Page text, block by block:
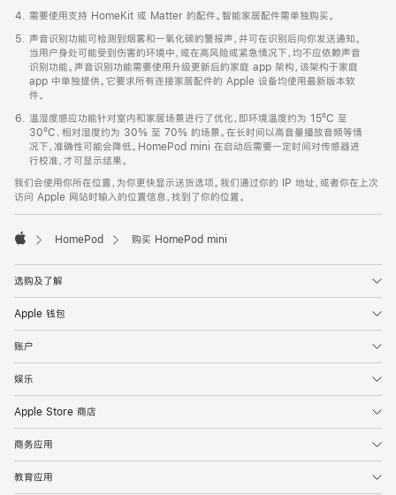
需要使用支持 HomeKit 或 Matter 的配件。智能家居配件需单独购买。
声音识别功能可检测到烟雾和一氧化碳的警报声，并可在识别后向你发送通知。
当用户身处可能受到伤害的环境中，或在高风险或紧急情况下，均不应依赖声音
识别功能。声音识别功能需要使用升级更新后的家庭 app 架构，该架构于家庭
app 中单独提供。它要求所有连接家居配件的 Apple 设备均使用最新版本软
件。
温湿度感应功能针对室内和家居场景进行了优化，即环境温度约为 15ºC 至
30ºC、相对湿度约为 30% 至 70% 的场景。在长时间以高音量播放音频等情
况下，准确性可能会降低。HomePod mini 在启动后需要一定时间对传感器进
行校准，才可显示结果。
我们会使用你所在位置，为你更快显示送货选项。我们通过你的 IP 地址，或者你在上次
访问 Apple 网站时输入的位置信息，找到了你的位置。
HomePod 购买 HomePod mini
选购及了解
Apple 钱包
账户
娱乐
Apple Store 商店
商务应用
教育应用